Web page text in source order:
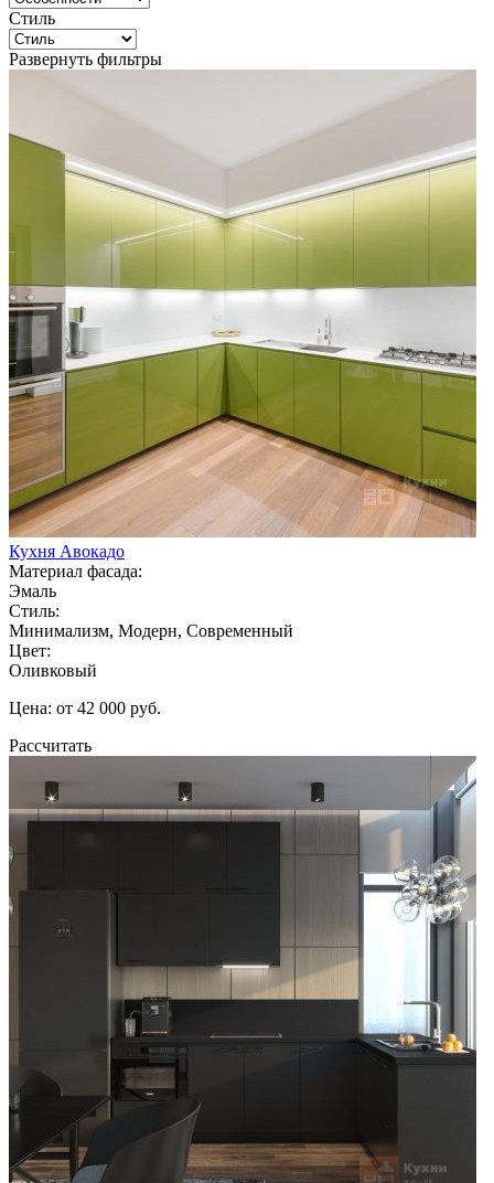
Стиль
Развернуть фильтры
Кухня Авокадо
Материал фасада:
Эмаль
Стиль:
Минимализм, Модерн, Современный
Цвет:
Оливковый
Цена: от 42 000 руб.
Рассчитать